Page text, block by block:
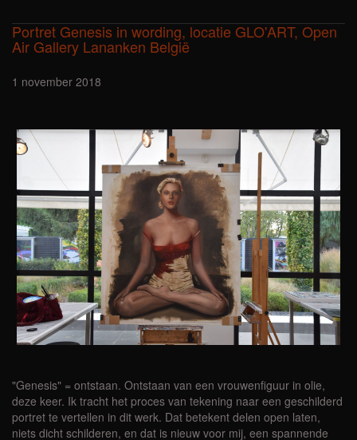
Portret Genesis in wording, locatie GLO'ART, Open
Air Gallery Lananken België
1 november 2018
"Genesis" = ontstaan. Ontstaan van een vrouwenfiguur in olie,
deze keer. Ik tracht het proces van tekening naar een geschilderd
portret te vertellen in dit werk. Dat betekent delen open laten,
niets dicht schilderen, en dat is nieuw voor mij, een spannende